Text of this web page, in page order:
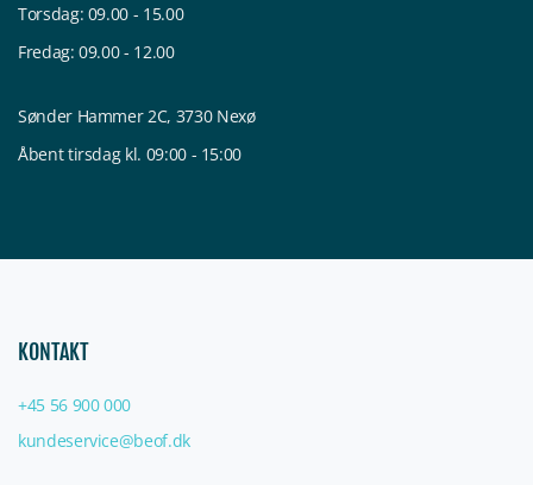
Torsdag: 09.00 - 15.00
Fredag: 09.00 - 12.00
Sønder Hammer 2C, 3730 Nexø
Åbent tirsdag kl. 09:00 - 15:00
KONTAKT
+45 56 900 000
kundeservice@beof.dk